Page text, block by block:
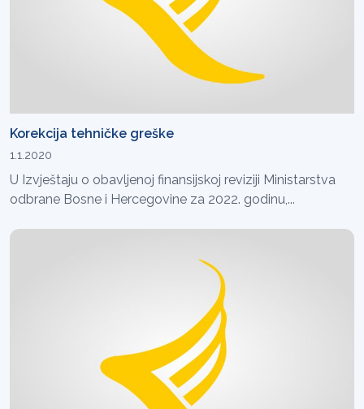
Korekcija tehničke greške
1.1.2020
U Izvještaju o obavljenoj finansijskoj reviziji Ministarstva
odbrane Bosne i Hercegovine za 2022. godinu,...